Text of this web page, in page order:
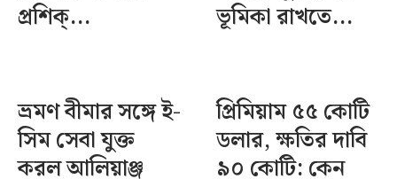
প্রশিক্...
ভূমিকা রাখতে...
ভ্রমণ বীমার সঙ্গে ই-
সিম সেবা যুক্ত
করল আলিয়াঞ্জ
প্রিমিয়াম ৫৫ কোটি
ডলার, ক্ষতির দাবি
৯০ কোটি: কেন